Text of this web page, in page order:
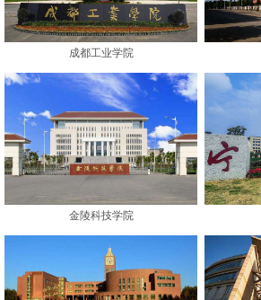
成都工业学院
金陵科技学院